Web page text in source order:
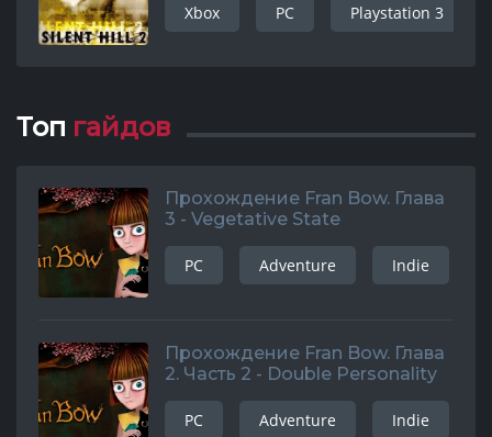
Xbox PC Playstation 3
Топ гайдов
Прохождение Fran Bow. Глава
3 - Vegetative State
PC Adventure Indie
Прохождение Fran Bow. Глава
2. Часть 2 - Double Personality
PC Adventure Indie